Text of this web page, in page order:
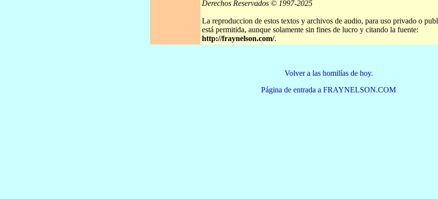
Derechos Reservados © 1997-2025
La reproduccion de estos textos y archivos de audio, para uso privado o
está permitida, aunque solamente sin fines de lucro y citando la fuente:
http://fraynelson.com/.
Volver a las homilías de hoy.
Página de entrada a FRAYNELSON.COM